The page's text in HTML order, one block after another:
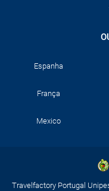
Espanha
França
Mexico
Travelfactory Portugal